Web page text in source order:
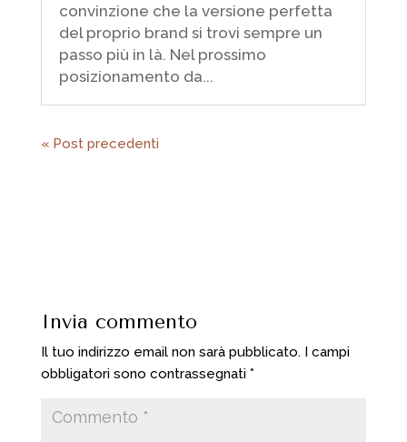
convinzione che la versione perfetta
del proprio brand si trovi sempre un
passo più in là. Nel prossimo
posizionamento da...
« Post precedenti
Invia commento
Il tuo indirizzo email non sarà pubblicato.
I campi
obbligatori sono contrassegnati *